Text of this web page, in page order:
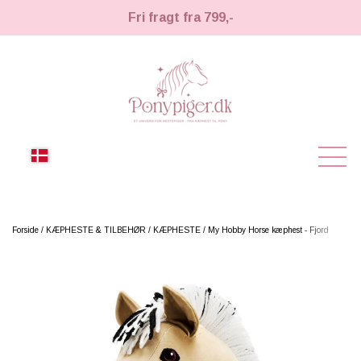
Fri fragt fra 799,-
NYHEDER
KÆPHESTE
STRIGLER & TILBEHØR
LEMIEUX TOY PONY
TIL HESTEPIGER
Forside KÆPHESTE & TILBEHØR KÆPHESTE My Hobby Horse kæphest - Fjord